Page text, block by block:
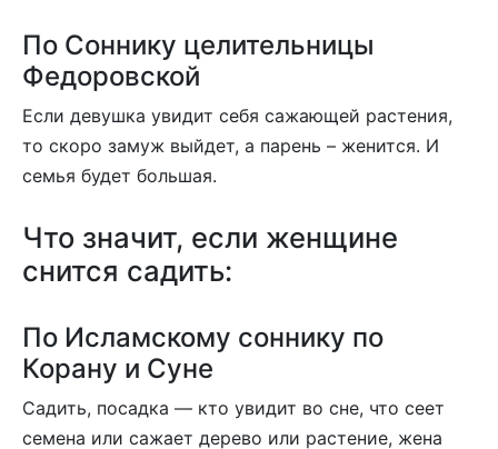
По Соннику целительницы
Федоровской
Если девушка увидит себя сажающей растения,
то скоро замуж выйдет, а парень – женится. И
семья будет большая.
Что значит, если женщине
снится садить:
По Исламскому соннику по
Корану и Суне
Садить, посадка — кто увидит во сне, что сеет
семена или сажает дерево или растение, жена